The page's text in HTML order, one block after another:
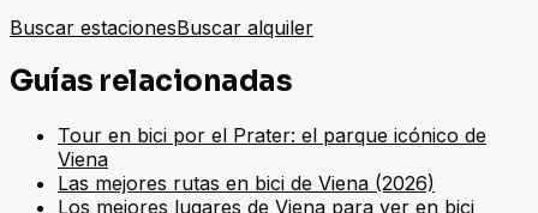
Buscar estacionesBuscar alquiler
Guías relacionadas
Tour en bici por el Prater: el parque icónico de
Viena
Las mejores rutas en bici de Viena (2026)
Los mejores lugares de Viena para ver en bici